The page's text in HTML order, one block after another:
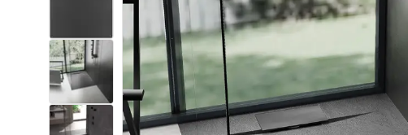
Sprchové žľaby
Sanitárna keramika
Umývadlá